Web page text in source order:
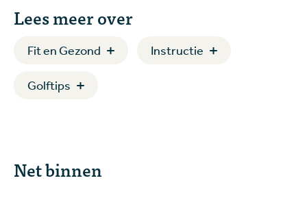
Lees meer over
Fit en Gezond Instructie
Golftips
Net binnen